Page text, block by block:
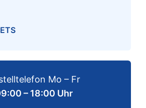
Mo – Fr
– 18:00 Uhr